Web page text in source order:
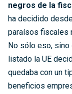
negros de la
ha decidido
paraísos fiscales
No sólo eso,
listado la UE
quedaba con un
beneficios